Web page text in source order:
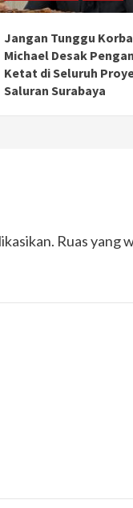
Jangan Tunggu
Michael Desak
Ketat di Seluruh
Saluran Surabaya
Ruas yang